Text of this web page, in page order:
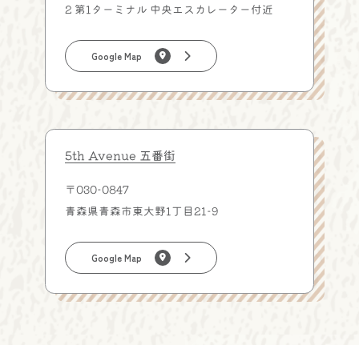
2 第1ターミナル 中央エスカレーター付近
Google Map
5th Avenue 五番街
〒030-0847
青森県青森市東大野1丁目21-9
Google Map